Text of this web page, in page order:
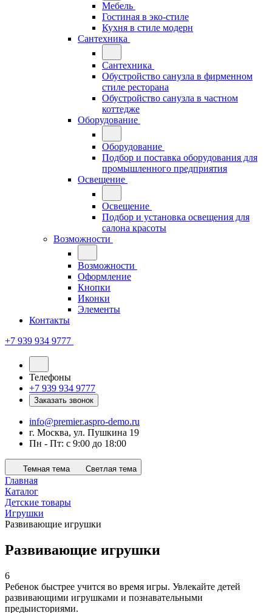
Мебель
Гостиная в эко-стиле
Кухня в стиле модерн
Сантехника
Сантехника
Обустройство санузла в фирменном
стиле ресторана
Обустройство санузла в частном
коттедже
Оборудование
Оборудование
Подбор и поставка оборудования для
промышленного предприятия
Освещение
Освещение
Подбор и установка освещения для
салона красоты
Возможности
Возможности
Оформление
Кнопки
Иконки
Элементы
Контакты
+7 939 934 9777
Телефоны
+7 939 934 9777
Заказать звонок
info@premier.aspro-demo.ru
г. Москва, ул. Пушкина 19
Пн - Пт: с 9:00 до 18:00
Темная тема Светлая тема
Главная
Каталог
Детские товары
Игрушки
Развивающие игрушки
Развивающие игрушки
6
Ребенок быстрее учится во время игры. Увлекайте детей
развивающими игрушками и познавательными
предыисториями.